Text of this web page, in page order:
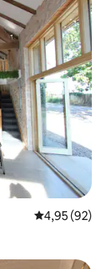
prosječna
4,95 (92)